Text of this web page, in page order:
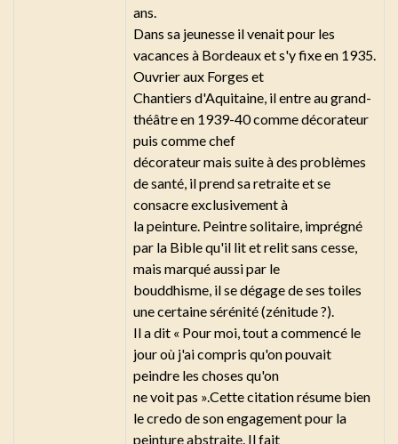
ans.
Dans sa jeunesse il venait pour les
vacances à Bordeaux et s'y fixe en 1935.
Ouvrier aux Forges et
Chantiers d'Aquitaine, il entre au grand-
théâtre en 1939-40 comme décorateur
puis comme chef
décorateur mais suite à des problèmes
de santé, il prend sa retraite et se
consacre exclusivement à
la peinture. Peintre solitaire, imprégné
par la Bible qu'il lit et relit sans cesse,
mais marqué aussi par le
bouddhisme, il se dégage de ses toiles
une certaine sérénité (zénitude ?).
Il a dit « Pour moi, tout a commencé le
jour où j'ai compris qu'on pouvait
peindre les choses qu'on
ne voit pas ».Cette citation résume bien
le credo de son engagement pour la
peinture abstraite. Il fait